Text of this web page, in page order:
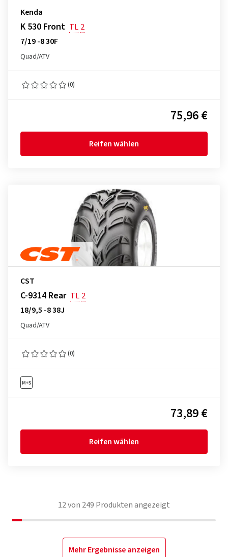
Kenda
K 530 Front TL 2
7/19 -8 30F
Quad/ATV
(0)
75,96 €
Reifen wählen
CST
C-9314 Rear TL 2
18/9,5 -8 38J
Quad/ATV
(0)
73,89 €
Reifen wählen
12von 249 Produkten angezeigt
Mehr Ergebnisse anzeigen